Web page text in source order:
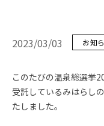
2023/03/03 お知
このたびの温泉総選挙
受託しているみはらし
たしました。